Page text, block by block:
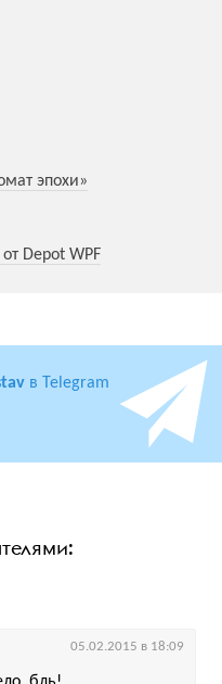
эпохи»
Depot WPF
в Telegram
05.02.2015 в 18:09